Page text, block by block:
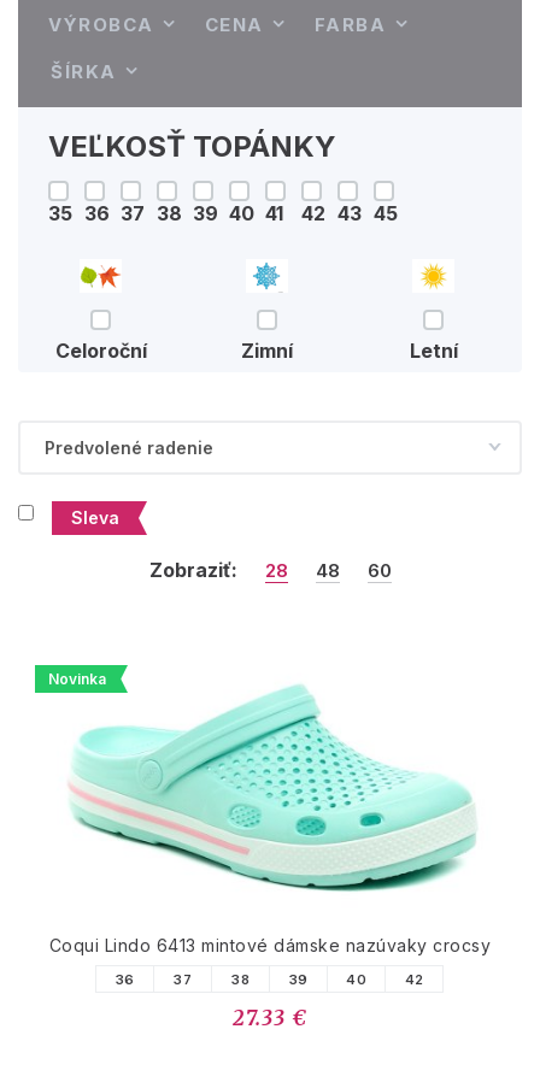
VÝROBCA CENA FARBA
ŠÍRKA
VEĽKOSŤ TOPÁNKY
35 36 37 38 39 40 41 42 43 45
Celoroční Zimní Letní
Sleva
Zobraziť: 28 48 60
Novinka
Coqui Lindo 6413 mintové dámske nazúvaky crocsy
36 37 38 39 40 42
27.33 €